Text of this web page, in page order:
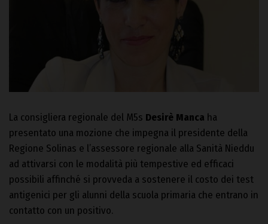
La consigliera regionale del M5s Desirè Manca ha
presentato una mozione che impegna il presidente della
Regione Solinas e l’assessore regionale alla Sanità Nieddu
ad attivarsi con le modalità più tempestive ed efficaci
possibili affinché si provveda a sostenere il costo dei test
antigenici per gli alunni della scuola primaria che entrano in
contatto con un positivo.